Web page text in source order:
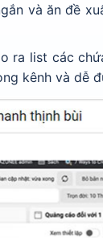
và ăn đề
ra list các
kênh và dễ